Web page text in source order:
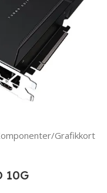
/Grafikkort
10G